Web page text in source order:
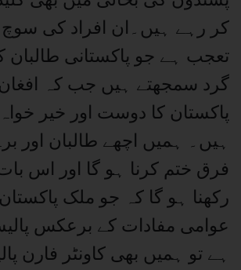
کر رہے ہیں۔ان افراد کی سوچ
تعجب ہے جو پاکستانی
گرد سمجھتے ہیں جب کہ افغان
پاکستان کا دوست اور خیر
ہیں۔ ہمیں اچھے طالبان اور
فرق ختم کرنا ہو گا اور اس
رکھنا ہو گا کہ جو ملک
عوامی مفادات کے برعکس
ہے تو ہمیں بھی کاونٹر فارن